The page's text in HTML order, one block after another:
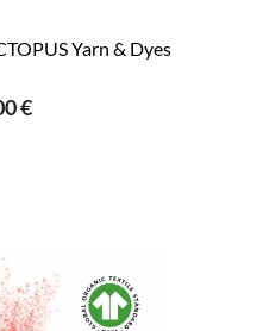
Yarn & Dyes
€